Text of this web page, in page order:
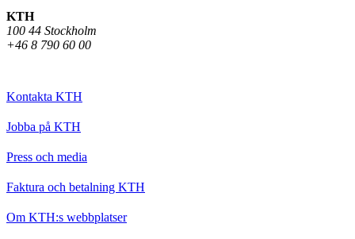
KTH
100 44 Stockholm
+46 8 790 60 00
Kontakta KTH
Jobba på KTH
Press och media
Faktura och betalning KTH
Om KTH:s webbplatser